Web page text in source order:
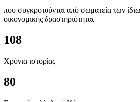
που συγκροτούνται από σωματεία των
οικονομικής δραστηριότητας
108
Χρόνια ιστορίας
80